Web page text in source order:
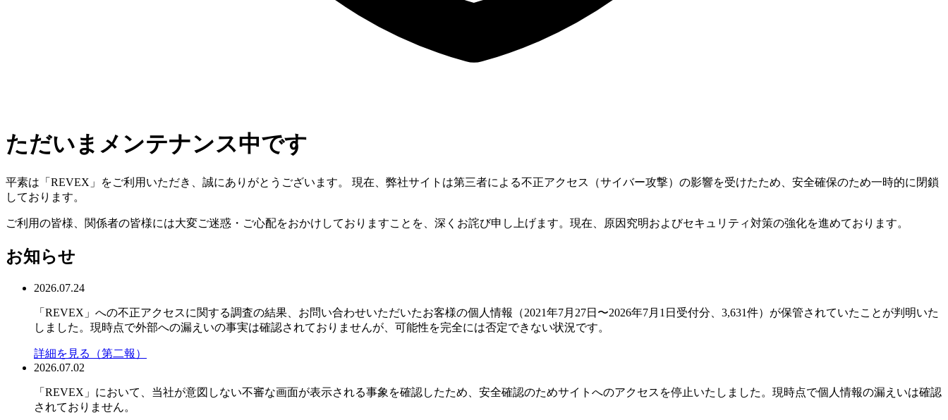
ただいまメンテナンス中です
平素は「REVEX」をご利用いただき、誠にありがとうございます。 現在、弊社サイトは第三者による不正アクセス（サイバー攻撃）の影響を受けたため、安全確保のため一時的に閉鎖
しております。
ご利用の皆様、関係者の皆様には大変ご迷惑・ご心配をおかけしておりますことを、深くお詫び申し上げます。現在、原因究明およびセキュリティ対策の強化を進めております。
お知らせ
2026.07.24
「REVEX」への不正アクセスに関する調査の結果、お問い合わせいただいたお客様の個人情報（2021年7月27日〜2026年7月1日受付分、3,631件）が保管されていたことが判明いた
しました。現時点で外部への漏えいの事実は確認されておりませんが、可能性を完全には否定できない状況です。
詳細を見る（第二報）
2026.07.02
「REVEX」において、当社が意図しない不審な画面が表示される事象を確認したため、安全確認のためサイトへのアクセスを停止いたしました。現時点で個人情報の漏えいは確認
されておりません。